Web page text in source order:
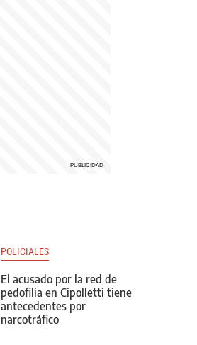
POLICIALES
El acusado por la red de
pedofilia en Cipolletti tiene
antecedentes por
narcotráfico